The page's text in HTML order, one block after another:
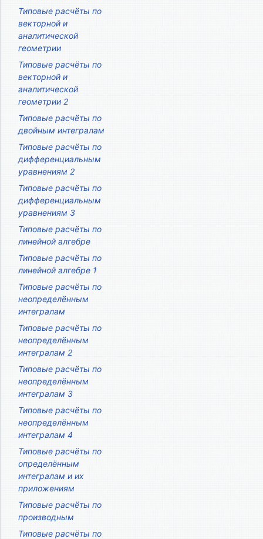
Типовые расчёты по
векторной и
аналитической
геометрии
Типовые расчёты по
векторной и
аналитической
геометрии 2
Типовые расчёты по
двойным интегралам
Типовые расчёты по
дифференциальным
уравнениям 2
Типовые расчёты по
дифференциальным
уравнениям 3
Типовые расчёты по
линейной алгебре
Типовые расчёты по
линейной алгебре 1
Типовые расчёты по
неопределённым
интегралам
Типовые расчёты по
неопределённым
интегралам 2
Типовые расчёты по
неопределённым
интегралам 3
Типовые расчёты по
неопределённым
интегралам 4
Типовые расчёты по
определённым
интегралам и их
приложениям
Типовые расчёты по
производным
Типовые расчёты по